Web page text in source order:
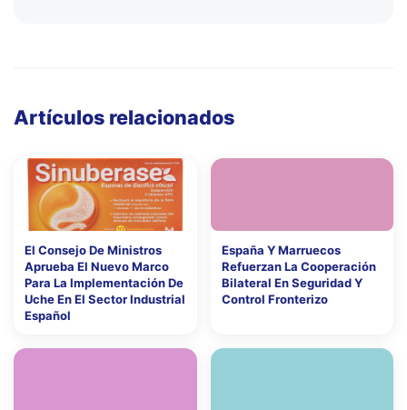
Artículos relacionados
El Consejo De Ministros
Aprueba El Nuevo Marco
Para La Implementación De
Uche En El Sector Industrial
Español
España Y Marruecos
Refuerzan La Cooperación
Bilateral En Seguridad Y
Control Fronterizo